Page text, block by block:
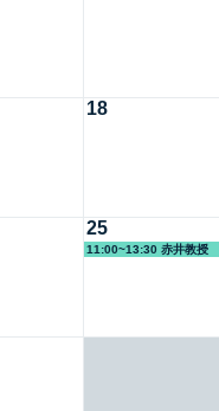
18
25
11:00~13:30 赤井教授